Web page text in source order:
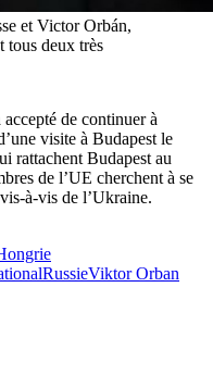
et Victor Orbán,
tous deux très
de continuer à
visite à Budapest le
rattachent Budapest au
de l’UE cherchent à se
à-vis de l’Ukraine.
RussieViktor Orban